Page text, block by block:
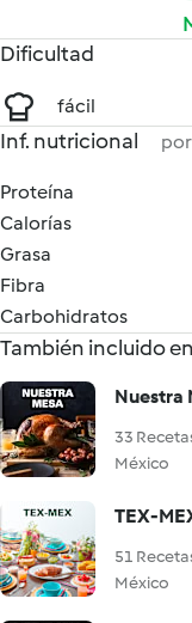
Dificultad
fácil
Inf. nutricional
Proteína
Calorías
Grasa
Fibra
Carbohidratos
También incluido en
Nuestra
33
México
TEX-
51
México